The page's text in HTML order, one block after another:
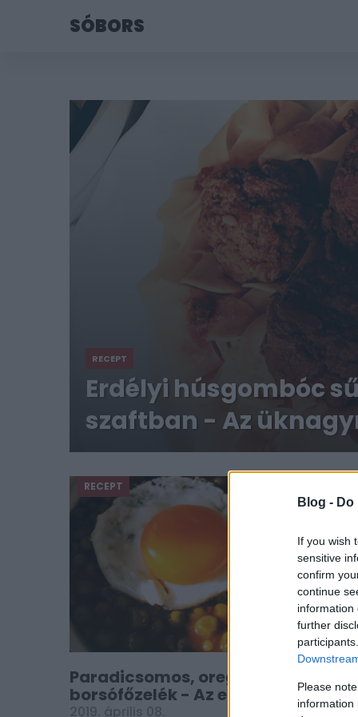
Blog -
If you wish
sensitive
confirm
continue
information
further
Please
information
SÓBORS
RECEPT
Erdélyi húsgombóc
szaftban - Az
receptje
RECEPT
Paradicsomos, oregánós
borsófőzelék - Az erdélyi-olasz
fúzió
2019. április 08.